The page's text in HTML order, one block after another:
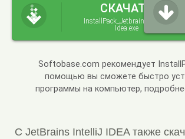
СКАЧАТЬ
InstallPack_Jetbrains-Intellij-
Idea.exe
Softobase.com рекомендует
помощью вы сможете быстро
программы на компьютер,
С JetBrains IntelliJ IDEA также